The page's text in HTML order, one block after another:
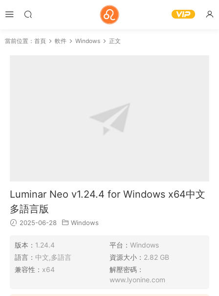
當前位置： 首頁 軟件 Windows 正文
Luminar Neo v1.24.4 for Windows x64中文
多語言版
2025-06-28 Windows
版本： 1.24.4 平台： Windows
語言： 中文,多語言 資源大小： 2.82 GB
兼容性： x64
解壓密碼：
www.lyonine.com